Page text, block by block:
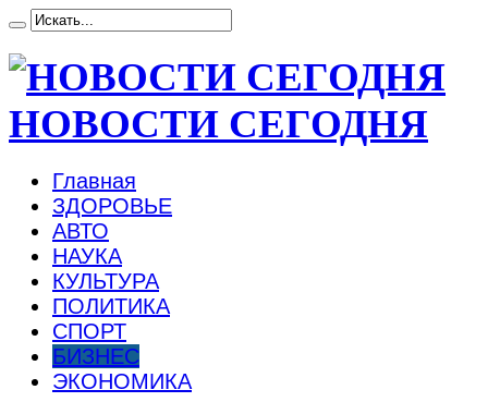
НОВОСТИ СЕГОДНЯ
Главная
ЗДОРОВЬЕ
АВТО
НАУКА
КУЛЬТУРА
ПОЛИТИКА
СПОРТ
БИЗНЕС
ЭКОНОМИКА